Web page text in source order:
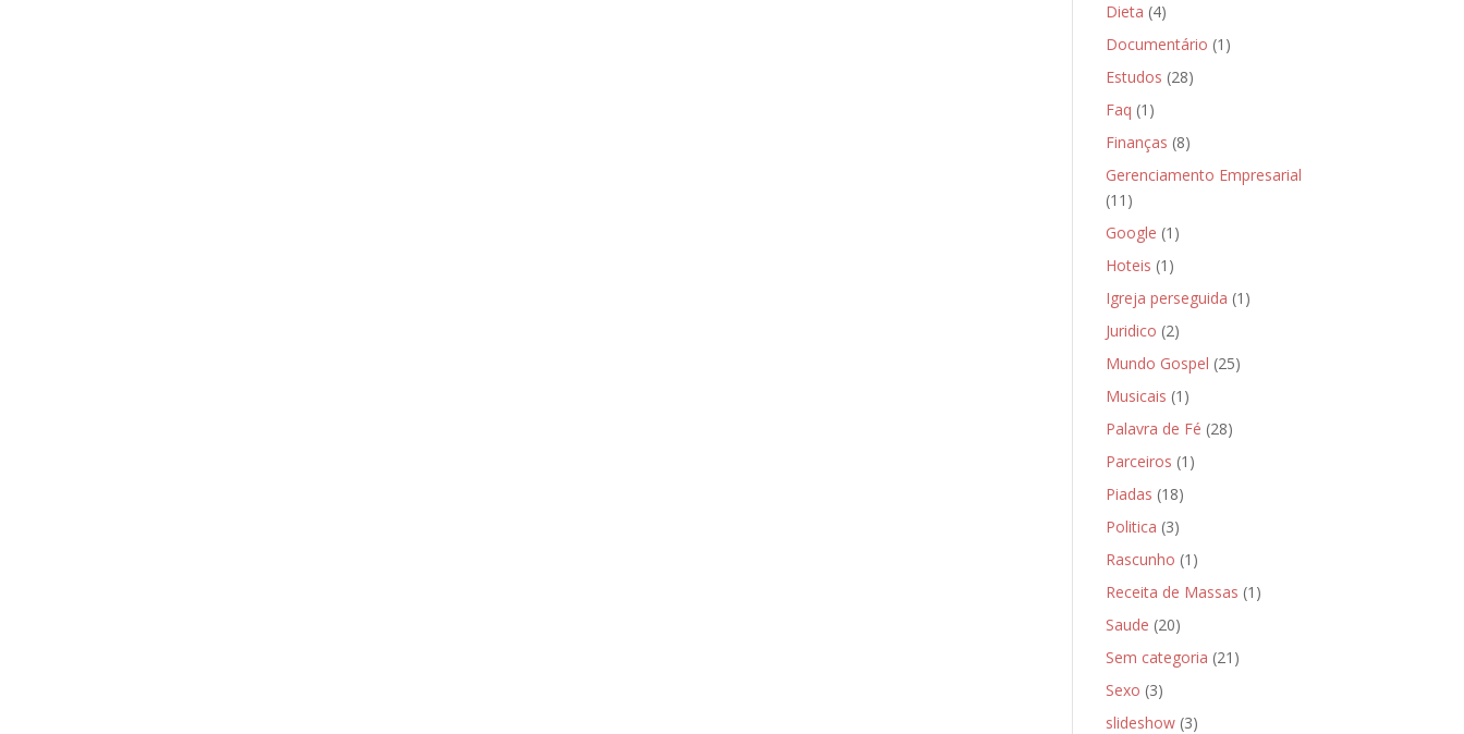
Dieta (4)
Documentário (1)
Estudos (28)
Faq (1)
Finanças (8)
Gerenciamento Empresarial
(11)
Google (1)
Hoteis (1)
Igreja perseguida (1)
Juridico (2)
Mundo Gospel (25)
Musicais (1)
Palavra de Fé (28)
Parceiros (1)
Piadas (18)
Politica (3)
Rascunho (1)
Receita de Massas (1)
Saude (20)
Sem categoria (21)
Sexo (3)
slideshow (3)